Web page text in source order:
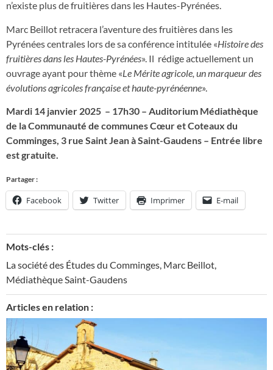
n’existe plus de fruitières dans les Hautes-Pyrénées.
Marc Beillot retracera l’aventure des fruitières dans les
Pyrénées centrales lors de sa conférence intitulée «Histoire des
fruitières dans les Hautes-Pyrénées». Il rédige actuellement un
ouvrage ayant pour thème «Le Mérite agricole, un marqueur des
évolutions agricoles française et haute-pyrénéenne».
Mardi 14 janvier 2025 – 17h30 – Auditorium Médiathèque
de la Communauté de communes Cœur et Coteaux du
Comminges, 3 rue Saint Jean à Saint-Gaudens – Entrée libre
est gratuite.
Partager :
Facebook Twitter Imprimer E-mail
Mots-clés :
La société des Études du Comminges, Marc Beillot,
Médiathèque Saint-Gaudens
Articles en relation :